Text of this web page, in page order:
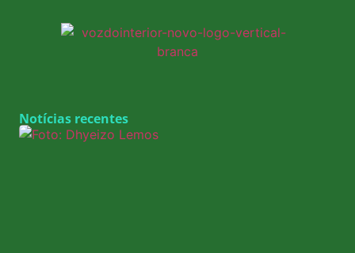
Notícias recentes